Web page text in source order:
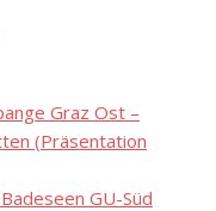
Graz Ost –
(Präsentation
GU-Süd